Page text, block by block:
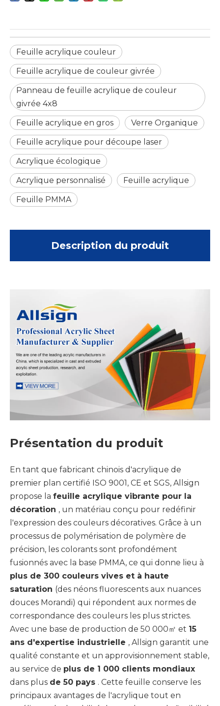
Feuille acrylique couleur
Feuille acrylique de couleur givrée
Panneau de feuille acrylique de couleur
givrée 4x8
Feuille acrylique en gros Verre Organique
Feuille acrylique pour découpe laser
Acrylique écologique
Acrylique personnalisé Feuille acrylique
Feuille PMMA
Description du produit
Présentation du produit
En tant que fabricant chinois d'acrylique de
premier plan certifié ISO 9001, CE et SGS, Allsign
propose la feuille acrylique vibrante pour la
décoration , un matériau conçu pour redéfinir
l'expression des couleurs décoratives. Grâce à un
processus de polymérisation de polymère de
précision, les colorants sont profondément
fusionnés avec la base PMMA, ce qui donne lieu à
plus de 300 couleurs vives et à haute
saturation (des néons fluorescents aux nuances
douces Morandi) qui répondent aux normes de
correspondance des couleurs les plus strictes.
Avec une base de production de 50 000㎡ et 15
ans d'expertise industrielle , Allsign garantit une
qualité constante et un approvisionnement stable,
au service de plus de 1 000 clients mondiaux
dans plus de 50 pays . Cette feuille conserve les
principaux avantages de l'acrylique tout en